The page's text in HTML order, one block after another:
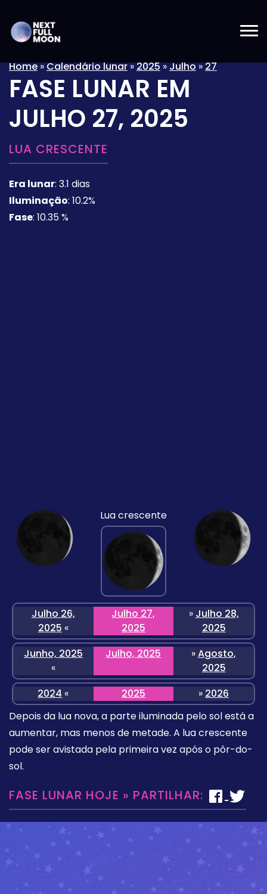
Home»Calendário lunar»2025»Julho»27
FASE LUNAR EM
JULHO 27, 2025
LUA CRESCENTE
Era lunar: 3.1 dias
Iluminação: 10.2%
Fase: 10.35 %
Lua crescente
Julho 26,
2025 «
Julho 27,
2025
» Julho 28,
2025
Junho, 2025
«
Julho, 2025 »Agosto,
2025
2024 « 2025 » 2026
Depois da lua nova, a parte iluminada pelo sol está a
aumentar, mas menos de metade. A lua crescente
pode ser avistada pela primeira vez após o pôr-do-
sol.
FASE LUNAR HOJE » PARTILHAR: